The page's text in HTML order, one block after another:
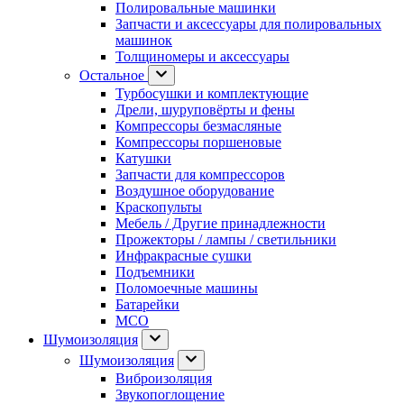
Полировальные машинки
Запчасти и аксессуары для полировальных
машинок
Толщиномеры и аксессуары
Остальное
Турбосушки и комплектующие
Дрели, шуруповёрты и фены
Компрессоры безмасляные
Компрессоры поршеновые
Катушки
Запчасти для компрессоров
Воздушное оборудование
Краскопульты
Мебель / Другие принадлежности
Прожекторы / лампы / светильники
Инфракрасные сушки
Подъемники
Поломоечные машины
Батарейки
МСО
Шумоизоляция
Шумоизоляция
Виброизоляция
Звукопоглощение